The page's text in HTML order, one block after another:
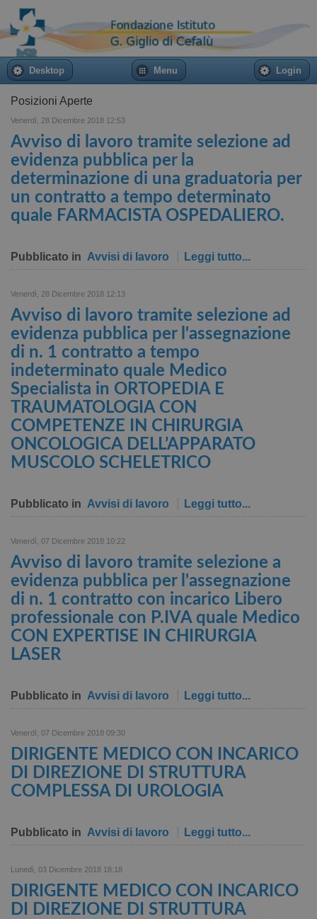
Desktop Menu Login
Posizioni Aperte
Venerdì, 28 Dicembre 2018 12:53
Avviso di lavoro tramite selezione ad
evidenza pubblica per la
determinazione di una graduatoria per
un contratto a tempo determinato
quale FARMACISTA OSPEDALIERO.
Pubblicato in Avvisi di lavoro Leggi tutto...
Venerdì, 28 Dicembre 2018 12:13
Avviso di lavoro tramite selezione ad
evidenza pubblica per l'assegnazione
di n. 1 contratto a tempo
indeterminato quale Medico
Specialista in ORTOPEDIA E
TRAUMATOLOGIA CON
COMPETENZE IN CHIRURGIA
ONCOLOGICA DELL’APPARATO
MUSCOLO SCHELETRICO
Pubblicato in Avvisi di lavoro Leggi tutto...
Venerdì, 07 Dicembre 2018 10:22
Avviso di lavoro tramite selezione a
evidenza pubblica per l'assegnazione
di n. 1 contratto con incarico Libero
professionale con P.IVA quale Medico
CON EXPERTISE IN CHIRURGIA
LASER
Pubblicato in Avvisi di lavoro Leggi tutto...
Venerdì, 07 Dicembre 2018 09:30
DIRIGENTE MEDICO CON INCARICO
DI DIREZIONE DI STRUTTURA
COMPLESSA DI UROLOGIA
Pubblicato in Avvisi di lavoro Leggi tutto...
Lunedì, 03 Dicembre 2018 18:18
DIRIGENTE MEDICO CON INCARICO
DI DIREZIONE DI STRUTTURA